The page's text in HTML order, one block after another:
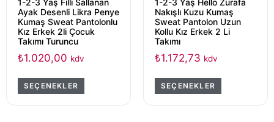
Ayak Desenli Likra Penye
Kumaş Sweat Pantolonlu
Kız Erkek 2li Çocuk
Takımı Turuncu
₺1.020,00 kdv
SEÇENEKLER
Nakışlı Kuzu Kumaş
Sweat Pantolon Uzun
Kollu Kız Erkek 2 Li
Takımı
₺1.172,73 kdv
SEÇENEKLER